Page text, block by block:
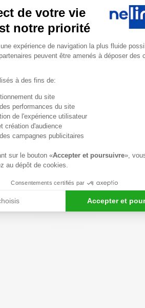
de votre vie
notre priorité
de Gestion du
expérience de navigation la plus fluide
peuvent être amenés à déposer des
à des fins de:
du site
performances du site
de l'expérience utilisateur
création d'audience
campagnes publicitaires
sur le bouton «Accepter et poursuivre»,
au dépôt de cookies.
Consentements certifiés par
Accepter et
Axeptio consent